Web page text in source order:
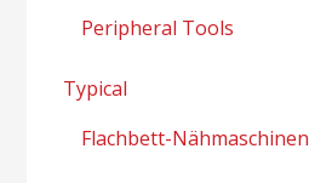
Peripheral Tools
Typical
Flachbett-Nähmaschinen